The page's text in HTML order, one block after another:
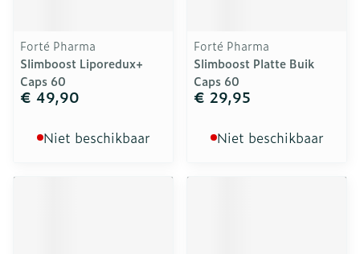
Forté Pharma
Slimboost Liporedux+
Caps 60
€ 49,90
Niet beschikbaar
Forté Pharma
Slimboost Platte Buik
Caps 60
€ 29,95
Niet beschikbaar